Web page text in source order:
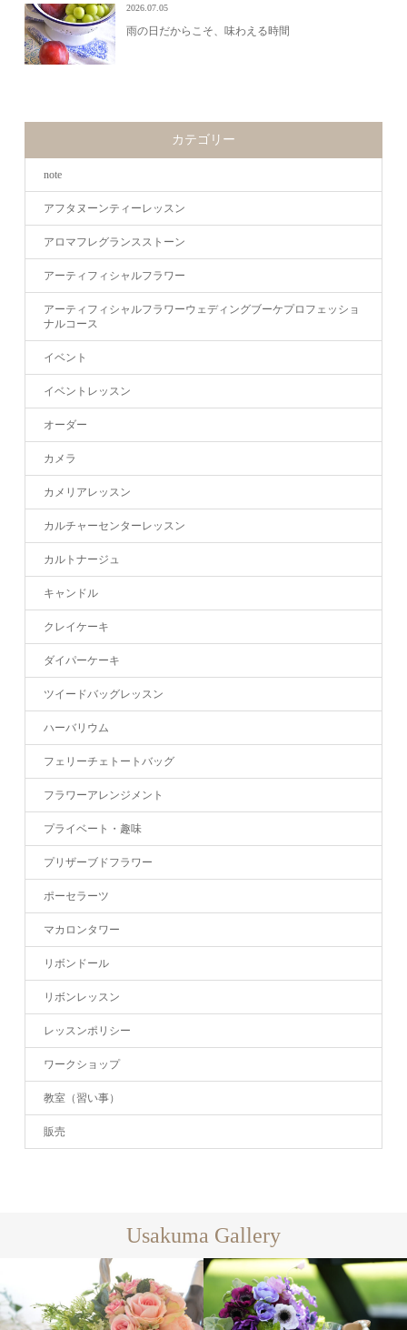
2026.07.05
雨の日だからこそ、味わえる時間
カテゴリー
note
アフタヌーンティーレッスン
アロマフレグランスストーン
アーティフィシャルフラワー
アーティフィシャルフラワーウェディングブーケプロフェッショ
ナルコース
イベント
イベントレッスン
オーダー
カメラ
カメリアレッスン
カルチャーセンターレッスン
カルトナージュ
キャンドル
クレイケーキ
ダイパーケーキ
ツイードバッグレッスン
ハーバリウム
フェリーチェトートバッグ
フラワーアレンジメント
プライベート・趣味
プリザーブドフラワー
ポーセラーツ
マカロンタワー
リボンドール
リボンレッスン
レッスンポリシー
ワークショップ
教室（習い事）
販売
Usakuma Gallery